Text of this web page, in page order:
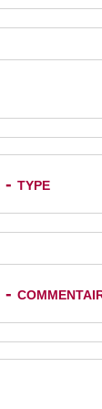
- type